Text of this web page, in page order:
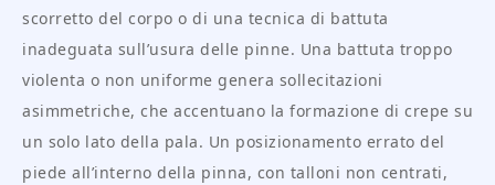
scorretto del corpo o di una tecnica di battuta
inadeguata sull’usura delle pinne. Una battuta troppo
violenta o non uniforme genera sollecitazioni
asimmetriche, che accentuano la formazione di crepe su
un solo lato della pala. Un posizionamento errato del
piede all’interno della pinna, con talloni non centrati,